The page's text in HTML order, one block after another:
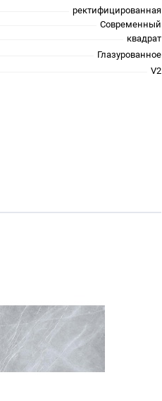
ректифицированная
Современный
квадрат
Глазурованное
V2